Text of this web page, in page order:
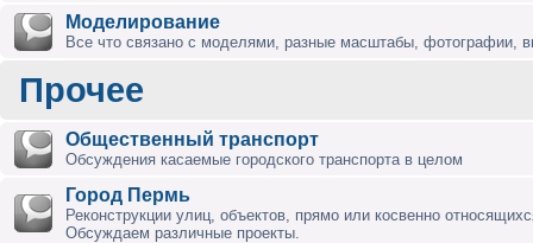
Моделирование
Все что связано с моделями, разные масштабы, фотографии,
Прочее
Общественный транспорт
Обсуждения касаемые городского транспорта в целом
Город Пермь
Реконструкции улиц, объектов, прямо или косвенно
Обсуждаем различные проекты.